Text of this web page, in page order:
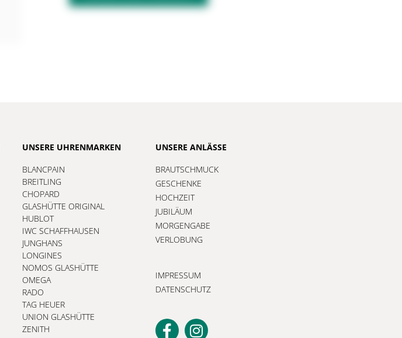
UNSERE UHRENMARKEN
BLANCPAIN
BREITLING
CHOPARD
GLASHÜTTE ORIGINAL
HUBLOT
IWC SCHAFFHAUSEN
JUNGHANS
LONGINES
NOMOS GLASHÜTTE
OMEGA
RADO
TAG HEUER
UNION GLASHÜTTE
ZENITH
UNSERE ANLÄSSE
BRAUTSCHMUCK
GESCHENKE
HOCHZEIT
JUBILÄUM
MORGENGABE
VERLOBUNG
IMPRESSUM
DATENSCHUTZ